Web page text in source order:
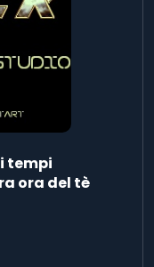
tempi
ora del tè